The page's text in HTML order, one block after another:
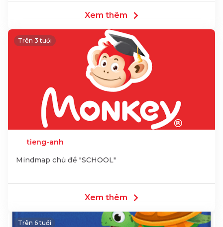
Xem thêm
Trên 3 tuổi
tieng-anh
Mindmap chủ đề "SCHOOL"
Xem thêm
Trên 6 tuổi